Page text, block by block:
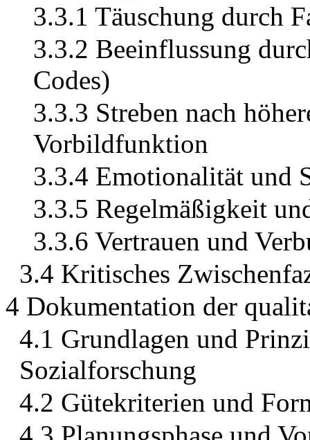
3.3.1 Täuschung durch
3.3.2 Beeinflussung
Codes)
3.3.3 Streben nach
Vorbildfunktion
3.3.4 Emotionalität und
3.3.5 Regelmäßigkeit
3.3.6 Vertrauen und
3.4 Kritisches
4 Dokumentation der
4.1 Grundlagen und
Sozialforschung
4.2 Gütekriterien und